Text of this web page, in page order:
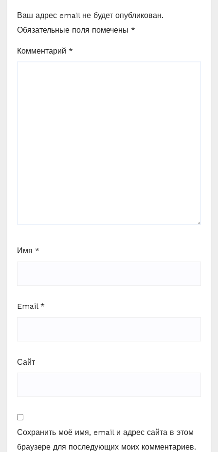
Ваш адрес email не будет опубликован.
Обязательные поля помечены *
Комментарий *
Имя *
Email *
Сайт
Сохранить моё имя, email и адрес сайта в этом
браузере для последующих моих комментариев.